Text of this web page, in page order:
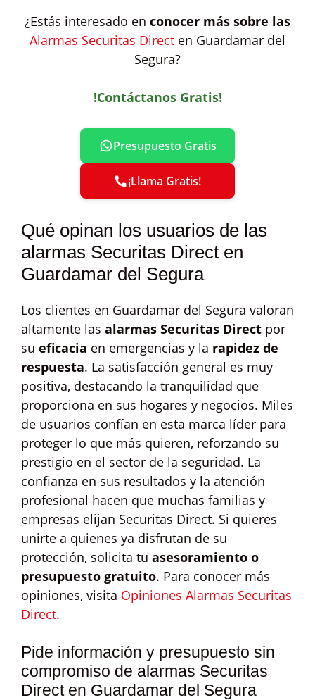
¿Estás interesado en conocer más sobre las
Alarmas Securitas Direct en Guardamar del
Segura?
!Contáctanos Gratis!
Presupuesto Gratis
¡Llama Gratis!
Qué opinan los usuarios de las
alarmas Securitas Direct en
Guardamar del Segura
Los clientes en Guardamar del Segura valoran
altamente las alarmas Securitas Direct por
su eficacia en emergencias y la rapidez de
respuesta. La satisfacción general es muy
positiva, destacando la tranquilidad que
proporciona en sus hogares y negocios. Miles
de usuarios confían en esta marca líder para
proteger lo que más quieren, reforzando su
prestigio en el sector de la seguridad. La
confianza en sus resultados y la atención
profesional hacen que muchas familias y
empresas elijan Securitas Direct. Si quieres
unirte a quienes ya disfrutan de su
protección, solicita tu asesoramiento o
presupuesto gratuito. Para conocer más
opiniones, visita Opiniones Alarmas Securitas
Direct.
Pide información y presupuesto sin
compromiso de alarmas Securitas
Direct en Guardamar del Segura